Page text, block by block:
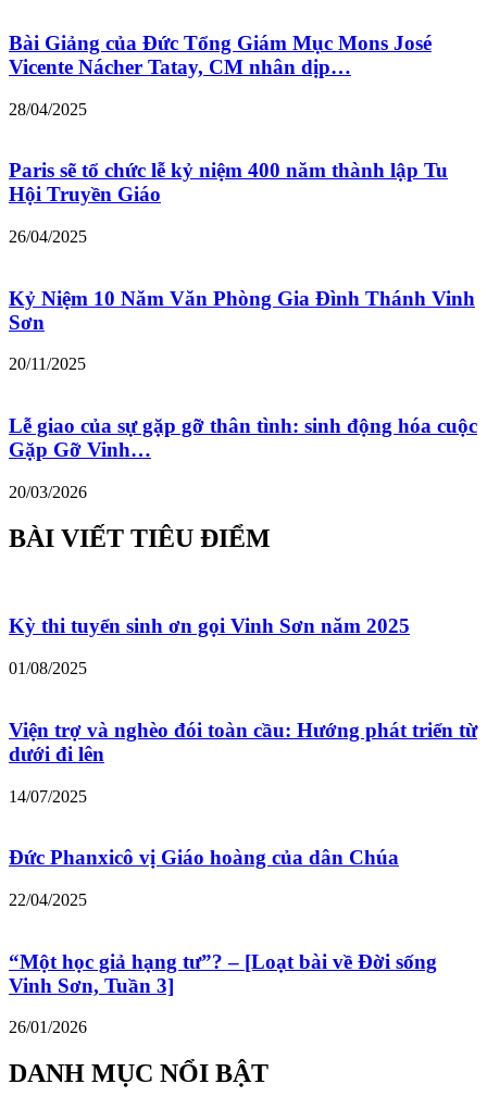
Bài Giảng của Đức Tổng Giám Mục Mons José
Vicente Nácher Tatay, CM nhân dịp…
28/04/2025
Paris sẽ tổ chức lễ kỷ niệm 400 năm thành lập Tu
Hội Truyền Giáo
26/04/2025
Kỷ Niệm 10 Năm Văn Phòng Gia Đình Thánh Vinh
Sơn
20/11/2025
Lễ giao của sự gặp gỡ thân tình: sinh động hóa cuộc
Gặp Gỡ Vinh…
20/03/2026
BÀI VIẾT TIÊU ĐIỂM
Kỳ thi tuyển sinh ơn gọi Vinh Sơn năm 2025
01/08/2025
Viện trợ và nghèo đói toàn cầu: Hướng phát triển từ
dưới đi lên
14/07/2025
Đức Phanxicô vị Giáo hoàng của dân Chúa
22/04/2025
“Một học giả hạng tư”? – [Loạt bài về Đời sống
Vinh Sơn, Tuần 3]
26/01/2026
DANH MỤC NỔI BẬT